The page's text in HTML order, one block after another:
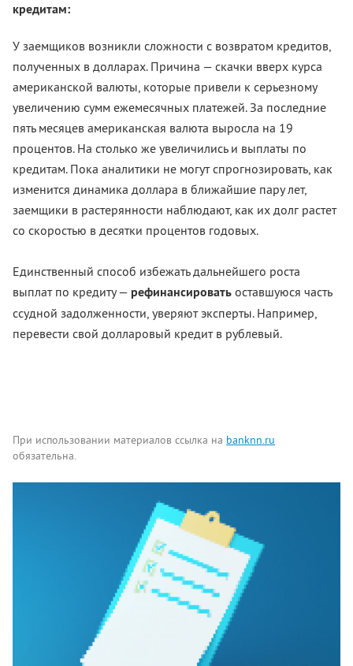
кредитам:
У заемщиков возникли сложности с возвратом кредитов,
полученных в долларах. Причина — скачки вверх курса
американской валюты, которые привели к серьезному
увеличению сумм ежемесячных платежей. За последние
пять месяцев американская валюта выросла на 19
процентов. На столько же увеличились и выплаты по
кредитам. Пока аналитики не могут спрогнозировать, как
изменится динамика доллара в ближайшие пару лет,
заемщики в растерянности наблюдают, как их долг растет
со скоростью в десятки процентов годовых.
Единственный способ избежать дальнейшего роста
выплат по кредиту — рефинансировать оставшуюся часть
ссудной задолженности, уверяют эксперты. Например,
перевести свой долларовый кредит в рублевый.
При использовании материалов ссылка на banknn.ru
обязательна.